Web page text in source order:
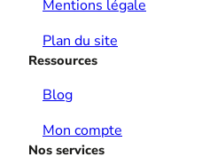
Mentions légale
Plan du site
Ressources
Blog
Mon compte
Nos services